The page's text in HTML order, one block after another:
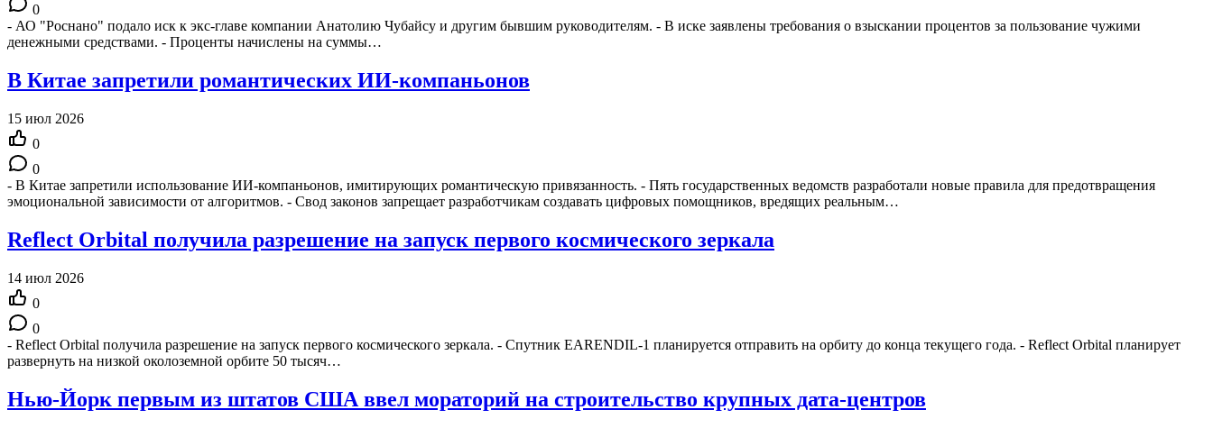
0
- АО "Роснано" подало иск к экс-главе компании Анатолию Чубайсу и другим бывшим руководителям. - В иске заявлены требования о взыскании процентов за пользование чужими
денежными средствами. - Проценты начислены на суммы…
В Китае запретили романтических ИИ-компаньонов
15 июл 2026
0
0
- В Китае запретили использование ИИ-компаньонов, имитирующих романтическую привязанность. - Пять государственных ведомств разработали новые правила для предотвращения
эмоциональной зависимости от алгоритмов. - Свод законов запрещает разработчикам создавать цифровых помощников, вредящих реальным…
Reflect Orbital получила разрешение на запуск первого космического зеркала
14 июл 2026
0
0
- Reflect Orbital получила разрешение на запуск первого космического зеркала. - Спутник EARENDIL-1 планируется отправить на орбиту до конца текущего года. - Reflect Orbital планирует
развернуть на низкой околоземной орбите 50 тысяч…
Нью-Йорк первым из штатов США ввел мораторий на строительство крупных дата-центров